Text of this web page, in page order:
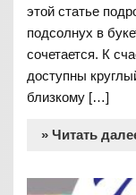
этой статье
подсолнух в
сочетается. К
доступны
близкому […]
» Читать